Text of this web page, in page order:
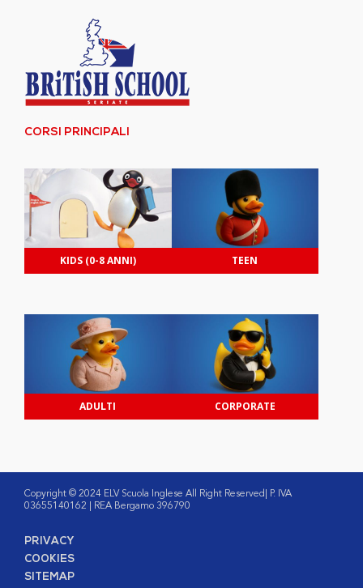
CORSI PRINCIPALI
KIDS (0-8 ANNI) TEEN
ADULTI CORPORATE
Copyright © 2024 ELV Scuola Inglese All Right Reserved| P. IVA
03655140162 | REA Bergamo 396790
PRIVACY
COOKIES
SITEMAP